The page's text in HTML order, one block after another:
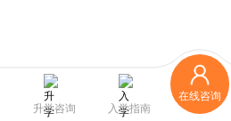
升学咨询 入学指南
在线咨询